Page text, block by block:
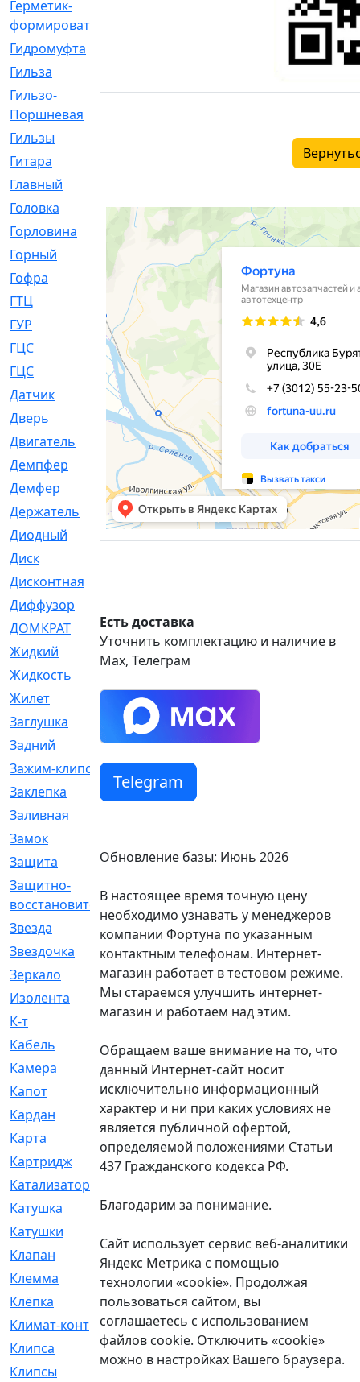
Герметик-
формирователь
Гидромуфта
Гильза
Гильзо-
Поршневая
[13]
Гильзы
Гитара
Главный
Головка
[28]
Горловина
[14]
Горный
Гофра
[86]
ГТЦ
[96]
ГУР
[34]
ГЦC
ГЦС
[74]
Датчик
[969]
Дверь
[249]
Двигатель
[64]
Демпфер
Демфер
[1]
Держатель
[5]
Диодный
Диск
Дисконтная
Диффузор
ДОМКРАТ
[1]
Жидкий
[5]
Жидкость
Жилет
[1]
Заглушка
[21]
Задний
[528]
Зажим-клипса
[1]
Заклепка
[1]
Заливная
Замок
[12]
Защита
[79]
Защитно-
восстановительный
Звезда
[1]
Звездочка
[5]
Зеркало
[369]
Изолента
[1]
К-т
[13]
Кабель
[50]
Камера
[4]
Капот
[144]
Кардан
[131]
Карта
[2]
Картридж
[250]
Катализатор
Катушка
[2]
Катушки
Клапан
[375]
Клемма
[5]
Клёпка
[2]
Климат-контроль
[3]
Клипса
[21]
Клипсы
Есть доставка
Уточнить комплектацию и наличие в
Max, Телеграм
Telegram
Обновление базы: Июнь 2026
В настоящее время точную цену
необходимо узнавать у менеджеров
компании Фортуна по указанным
контактным телефонам. Интернет-
магазин работает в тестовом режиме.
Мы стараемся улучшить интернет-
магазин и работаем над этим.
Обращаем ваше внимание на то, что
данный Интернет-сайт носит
исключительно информационный
характер и ни при каких условиях не
является публичной офертой,
определяемой положениями Статьи
437 Гражданского кодекса РФ.
Благодарим за понимание.
Сайт использует сервис веб-аналитики
Яндекс Метрика с помощью
технологии «cookie». Продолжая
пользоваться сайтом, вы
соглашаетесь с использованием
файлов cookie. Отключить «cookie»
можно в настройках Вашего браузера.